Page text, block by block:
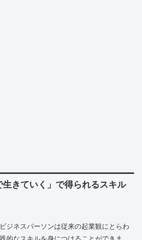
生きていく」で得られるスキル
ジネスパーソンは従来の起業観にとらわ